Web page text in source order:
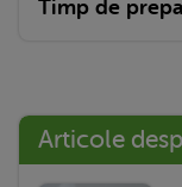
Timp de
Articole